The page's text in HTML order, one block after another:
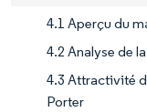
4.1 Aperçu du
4.2 Analyse de
4.3 Attractivité
Porter